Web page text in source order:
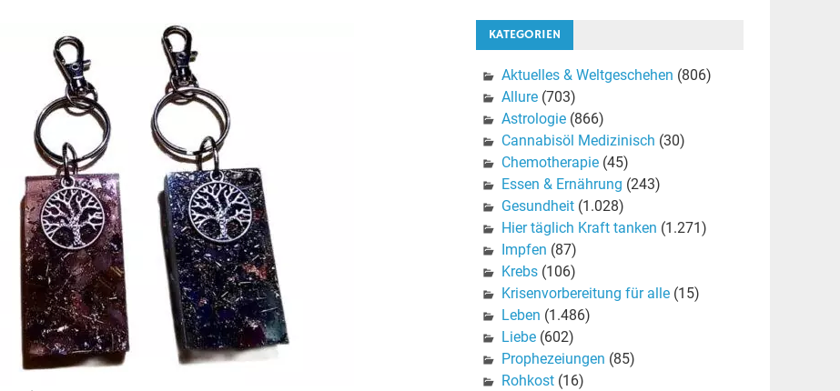
KATEGORIEN
Aktuelles & Weltgeschehen (806)
Allure(703)
Astrologie(866)
Cannabisöl Medizinisch (30)
Chemotherapie(45)
Essen & Ernährung (243)
Gesundheit(1.028)
Hier täglich Kraft tanken (1.271)
Impfen (87)
Krebs(106)
Krisenvorbereitung für alle(15)
Leben (1.486)
Liebe(602)
Prophezeiungen (85)
Rohkost(16)